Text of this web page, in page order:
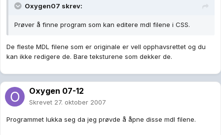
Oxygen07 skrev:
Prøver å finne program som kan editere mdl filene i CSS.
De fleste MDL filene som er originale er vell opphavsrettet og du
kan ikke redigere de. Bare teksturene som dekker de.
Oxygen 07-12
Skrevet 27. oktober 2007
Programmet lukka seg da jeg prøvde å åpne disse mdl filene.